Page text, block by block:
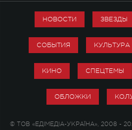
НОВОСТИ ЗВЕЗДЫ
СОБЫТИЯ КУЛЬТУРА
КИНО СПЕЦТЕМЫ
ОБЛОЖКИ
© ТОВ «ЕДІМЕДІА-УКРАЇНА», 2008 -